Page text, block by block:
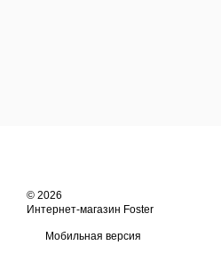
© 2026
Интернет-магазин Foster
Мобильная версия